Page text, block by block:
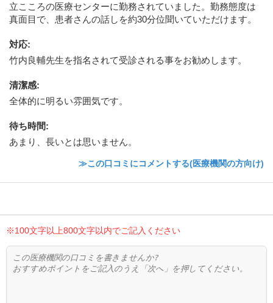
立こころの医療センターに勤務されていました。勤務態度は
真面目で、患者さんの話しを約30分位聞いていただけます。
対応:
竹内良輔先生を指名されて受診される事をお勧めします。
清潔感:
全体的に明るい雰囲気です。
待ち時間:
あまり、長いとは思いません。
≫この口コミにコメントする(医療機関の方向け)
※100文字以上800文字以内でご記入ください